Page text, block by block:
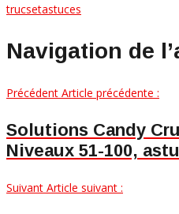
trucsetastuces
Navigation de
Précédent Article précédente :
Solutions Candy
Niveaux 51-100,
Suivant Article suivant :